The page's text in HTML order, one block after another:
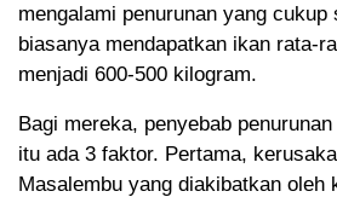
mengalami penurunan yang cukup
biasanya mendapatkan ikan rata-
menjadi 600-500 kilogram.
Bagi mereka, penyebab
itu ada 3 faktor. Pertama,
Masalembu yang diakibatkan oleh